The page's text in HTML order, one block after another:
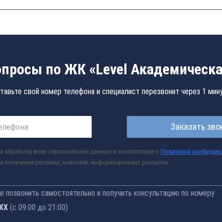
по ЖК «Level
свой номер телефона и специалист перезвонит через 1
Заказать
обработку моих персональных данных в соответствии с Политикой
получение рекламы, новостей, информационных рассылок
самостоятельно и получить консультацию по номеру
(с 09:00 до 21:00)